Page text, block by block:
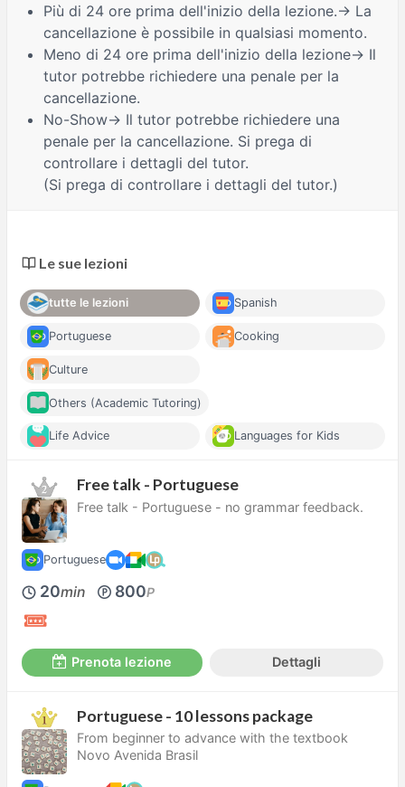
Più di 24 ore prima dell'inizio della lezione.→ La
cancellazione è possibile in qualsiasi momento.
Meno di 24 ore prima dell'inizio della lezione→ Il
tutor potrebbe richiedere una penale per la
cancellazione.
No-Show→ Il tutor potrebbe richiedere una
penale per la cancellazione. Si prega di
controllare i dettagli del tutor.
(Si prega di controllare i dettagli del tutor.)
Le sue lezioni
tutte le lezioni Spanish
Portuguese Cooking
Culture
Others (Academic Tutoring)
Life Advice Languages for Kids
Free talk - Portuguese
Free talk - Portuguese - no grammar feedback.
Portuguese
20min 800P
Prenota lezione Dettagli
Portuguese - 10 lessons package
From beginner to advance with the textbook
Novo Avenida Brasil